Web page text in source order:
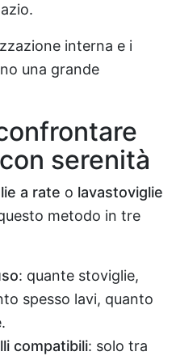
interna e i
una grande
serenità
a rate o lavastoviglie
metodo in tre
: quante stoviglie,
spesso lavi, quanto
compatibili: solo tra